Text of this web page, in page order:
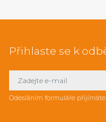
Přihlaste se k
Odesláním formuláře přijímáte